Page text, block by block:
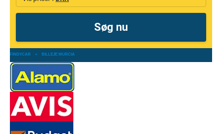
FINDYCAR » BILLEJE MURCIA